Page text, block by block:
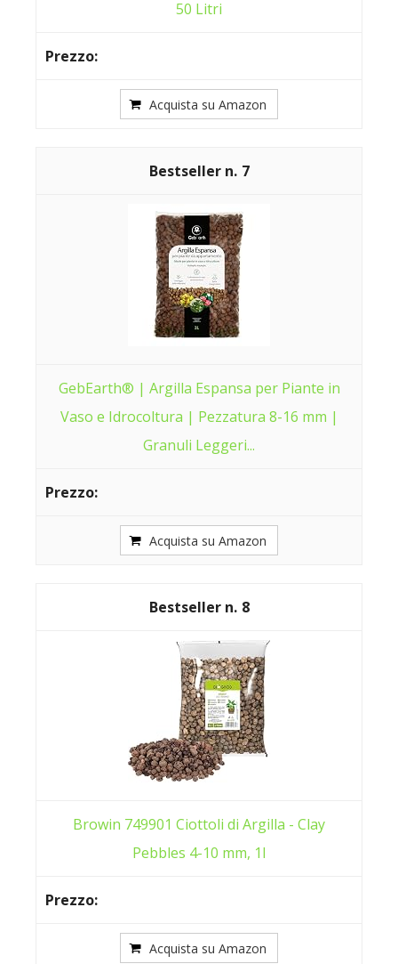
50 Litri
Acquista su Amazon
7
GebEarth® | Argilla Espansa per Piante in
Vaso e Idrocoltura | Pezzatura 8-16 mm |
Granuli Leggeri...
Acquista su Amazon
8
Browin 749901 Ciottoli di Argilla - Clay
Pebbles 4-10 mm, 1l
Acquista su Amazon